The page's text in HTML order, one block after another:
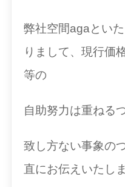
弊社空間agaとい
りまして、現行価
等の
自助努力は重ねる
致し方ない事象の
直にお伝えいたしま